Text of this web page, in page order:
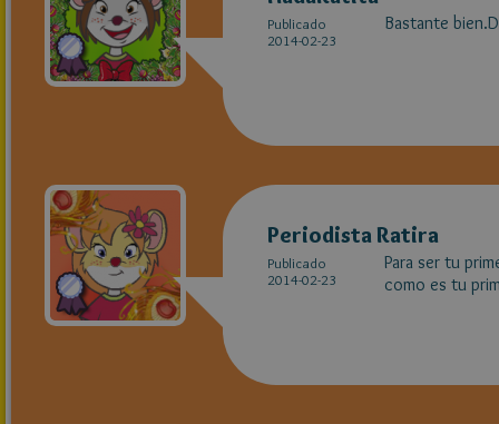
Publicado
2014-02-23
Bastante
Periodista Ratira
Publicado
2014-02-23
Para ser tu
como es tu